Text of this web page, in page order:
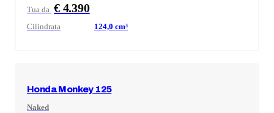
Tua da € 4.390
Cilindrata 124,0 cm³
HondaMonkey 125
Naked